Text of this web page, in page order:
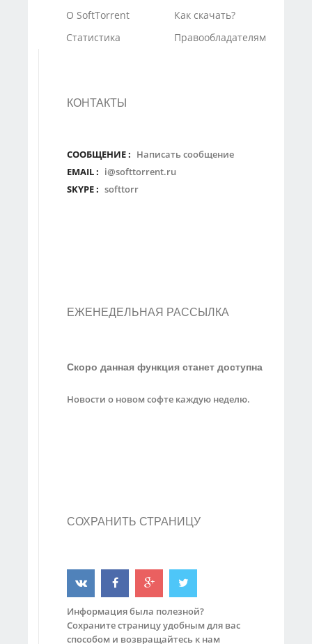
О SoftTorrent
Статистика
Как скачать?
Правообладателям
КОНТАКТЫ
СООБЩЕНИЕ : Написать сообщение
EMAIL : i@softtorrent.ru
SKYPE : softtorr
ЕЖЕНЕДЕЛЬНАЯ РАССЫЛКА
Скоро данная функция станет доступна
Новости о новом софте каждую неделю.
СОХРАНИТЬ СТРАНИЦУ
Информация была полезной?
Сохраните страницу удобным для вас
способом и возвращайтесь к нам